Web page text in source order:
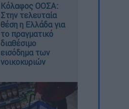
Κόλαφος ΟΟΣΑ:
Στην τελευταία
θέση η Ελλάδα για
το πραγματικό
διαθέσιμο
εισόδημα των
νοικοκυριών